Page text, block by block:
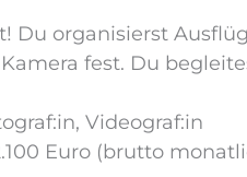
organisierst
fest. Du
Videograf:in
Euro (brutto